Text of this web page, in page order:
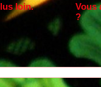
loin.
Vous
?